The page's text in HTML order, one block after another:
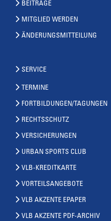
BEITRÄGE
MITGLIED WERDEN
ÄNDERUNGSMITTEILUNG
SERVICE
TERMINE
FORTBILDUNGEN/TAGUNGEN
RECHTSSCHUTZ
VERSICHERUNGEN
URBAN SPORTS CLUB
VLB-KREDITKARTE
VORTEILSANGEBOTE
VLB AKZENTE EPAPER
VLB AKZENTE PDF-ARCHIV